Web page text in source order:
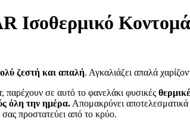
Ισοθερμικό
ζεστή και απαλή. Αγκαλιάζει απαλά
σε αυτό το φανελάκι φυσικές
όλη την ημέρα. Απομακρύνει αποτελεσματικά
προστατεύει από το κρύο.